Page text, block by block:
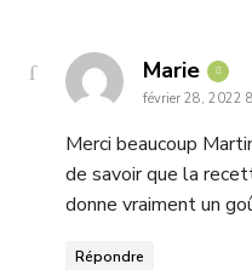
Marie
février 28, 2022
Merci beaucoup
de savoir que la
donne vraiment un
Répondre